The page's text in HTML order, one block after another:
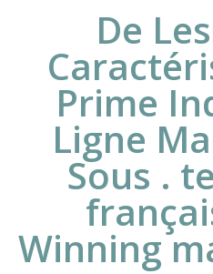
De
Prime
Ligne
Sous .
Winning